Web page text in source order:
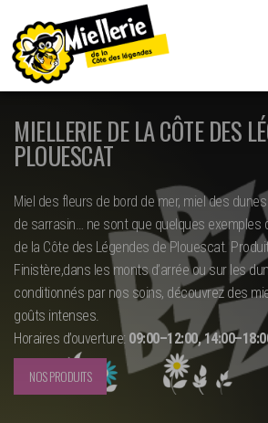
MIELLERIE DE LA CÔTE DES
PLOUESCAT
Miel des fleurs de bord de mer, miel des
de sarrasin… ne sont que quelques exemples
de la Côte des Légendes de Plouescat.
Finistère,dans les monts d’arrée ou sur les
conditionnés par nos soins, découvrez des
goûts intenses.
Horaires d’ouverture: 09:00–12:00,
NOS PRODUITS